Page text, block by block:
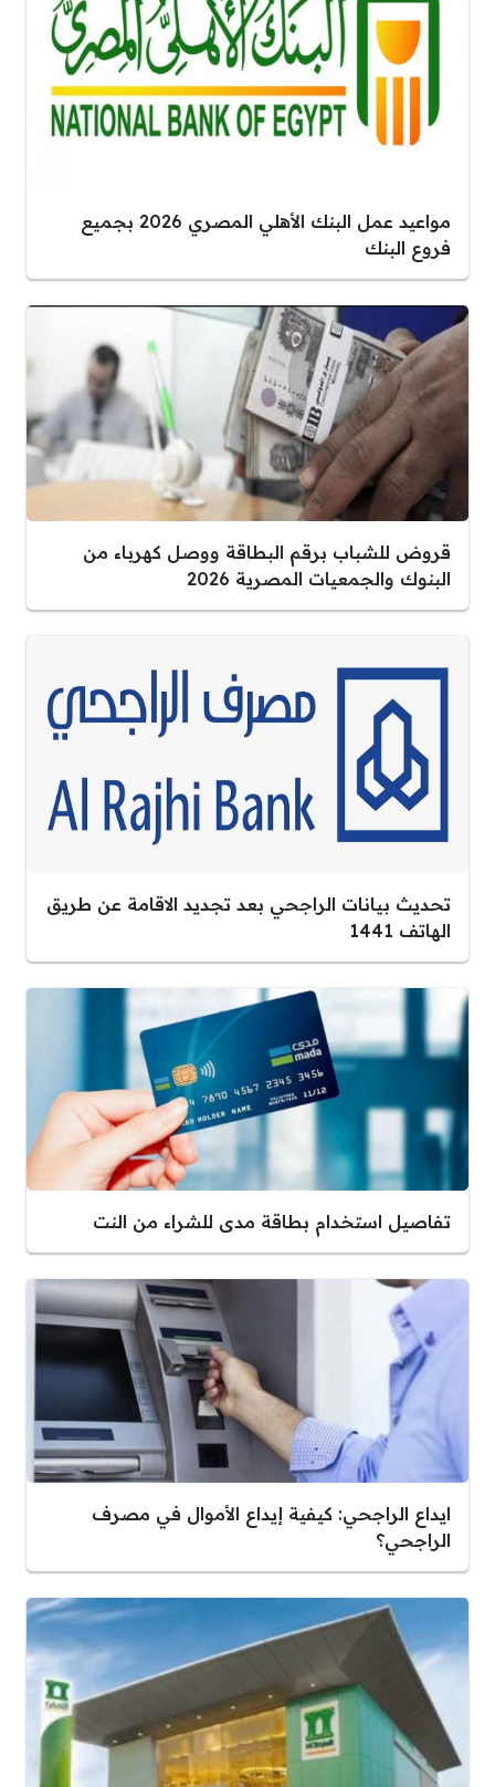
مواعيد عمل البنك الأهلي المصري 2026 بجميع
فروع البنك
قروض للشباب برقم البطاقة ووصل كهرباء من
البنوك والجمعيات المصرية 2026
تحديث بيانات الراجحي بعد تجديد الاقامة عن طريق
الهاتف 1441
تفاصيل استخدام بطاقة مدى للشراء من النت
ايداع الراجحي: كيفية إيداع الأموال في مصرف
الراجحي؟